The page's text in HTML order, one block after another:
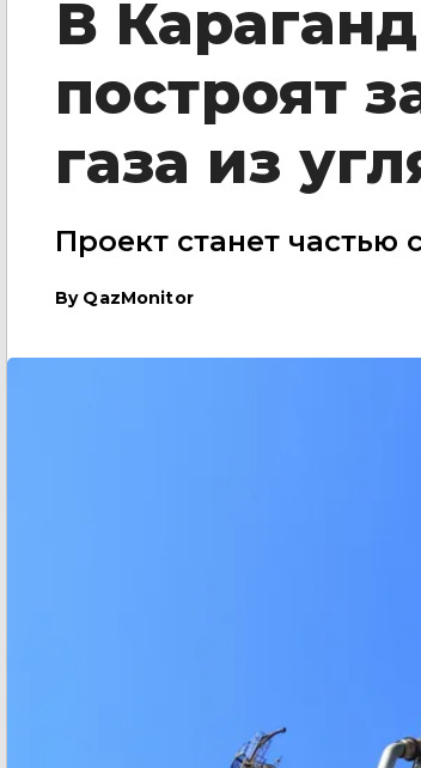
В
построят
газа из
Проект станет
By QazMonitor